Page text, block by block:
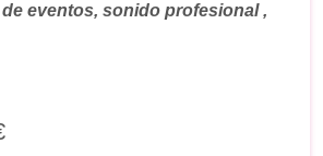
eventos, sonido profesional ,